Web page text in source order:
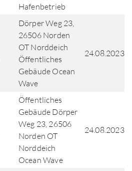
Hafenbetrieb
Dörper Weg 23,
26506 Norden
OT Norddeich
Öffentliches
Gebäude Ocean
Wave
24.08.2023
Öffentliches
Gebäude Dörper
Weg 23, 26506
Norden OT
Norddeich
Ocean Wave
24.08.2023